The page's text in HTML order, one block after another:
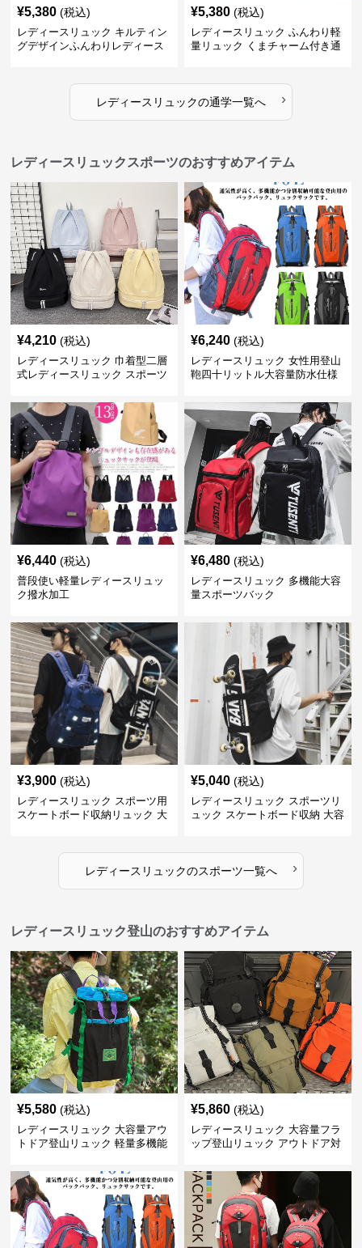
¥5,380 (税込)
レディースリュック キルティン
グデザインふんわりレディース
¥5,380 (税込)
レディースリュック ふんわり軽
量リュック くまチャーム付き通
レディースリュックの通学一覧へ ›
レディースリュックスポーツのおすすめアイテム
¥4,210 (税込)
レディースリュック 巾着型二層
式レディースリュック スポーツ
¥6,240 (税込)
レディースリュック 女性用登山
鞄四十リットル大容量防水仕様
¥6,440 (税込)
普段使い軽量レディースリュッ
ク撥水加工
¥6,480 (税込)
レディースリュック 多機能大容
量スポーツバック
¥3,900 (税込)
レディースリュック スポーツ用
スケートボード収納リュック 大
¥5,040 (税込)
レディースリュック スポーツリ
ュック スケートボード収納 大容
レディースリュックのスポーツ一覧へ ›
レディースリュック登山のおすすめアイテム
¥5,580 (税込)
レディースリュック 大容量アウ
トドア登山リュック 軽量多機能
¥5,860 (税込)
レディースリュック 大容量フラ
ップ登山リュック アウトドア対